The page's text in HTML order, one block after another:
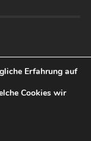
Erfahrung auf
Cookies wir